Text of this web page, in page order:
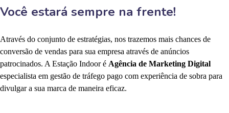
Você estará sempre na frente!
Através do conjunto de estratégias, nos trazemos mais chances de
conversão de vendas para sua empresa através de anúncios
patrocinados. A Estação Indoor é Agência de Marketing Digital
especialista em gestão de tráfego pago com experiência de sobra para
divulgar a sua marca de maneira eficaz.